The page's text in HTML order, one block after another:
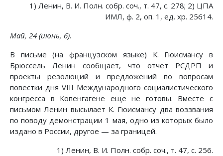
1) Ленин, В. И. Полн. собр. соч., т. 47, с. 278; 2) ЦПА
ИМЛ, ф. 2, оп. 1, ед. хр. 25614.
Май, 24 (июнь, 6).
В письме (на французском языке) К. Гюисмансу в
Брюссель Ленин сообщает, что отчет РСДРП и
проекты резолюций и предложений по вопросам
повестки дня VIII Международного социалистического
конгресса в Копенгагене еще не готовы. Вместе с
письмом Ленин высылает К. Гюисмансу два воззвания
по поводу демонстрации 1 мая, одно из которых было
издано в России, другое — за границей.
1) Ленин, В. И. Полн. собр. соч., т. 47, с. 256.